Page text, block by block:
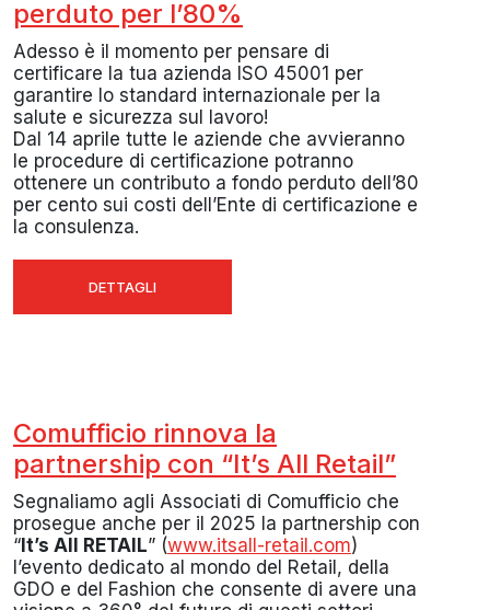
perduto per l’80%
Adesso è il momento per pensare di
certificare la tua azienda ISO 45001 per
garantire lo standard internazionale per la
salute e sicurezza sul lavoro!
Dal 14 aprile tutte le aziende che avvieranno
le procedure di certificazione potranno
ottenere un contributo a fondo perduto dell’80
per cento sui costi dell’Ente di certificazione e
la consulenza.
DETTAGLI
Comufficio rinnova la
partnership con “It’s All Retail”
Segnaliamo agli Associati di Comufficio che
prosegue anche per il 2025 la partnership con
“It’s All RETAIL” (www.itsall-retail.com)
l’evento dedicato al mondo del Retail, della
GDO e del Fashion che consente di avere una